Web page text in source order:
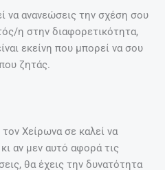
να ανανεώσεις την σχέση σου
η στην διαφορετικότητα,
εκείνη που μπορεί να σου
ζητάς.
Χείρωνα σε καλεί να
αν μεν αυτό αφορά τις
θα έχεις την δυνατότητα